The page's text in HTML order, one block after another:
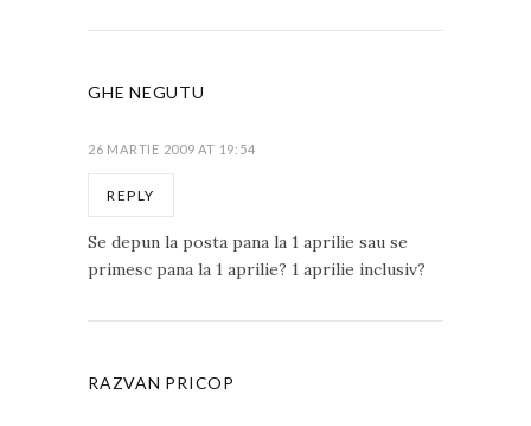
GHE NEGUTU
26 MARTIE 2009 AT 19:54
REPLY
Se depun la posta pana la 1 aprilie sau se
primesc pana la 1 aprilie? 1 aprilie inclusiv?
RAZVAN PRICOP